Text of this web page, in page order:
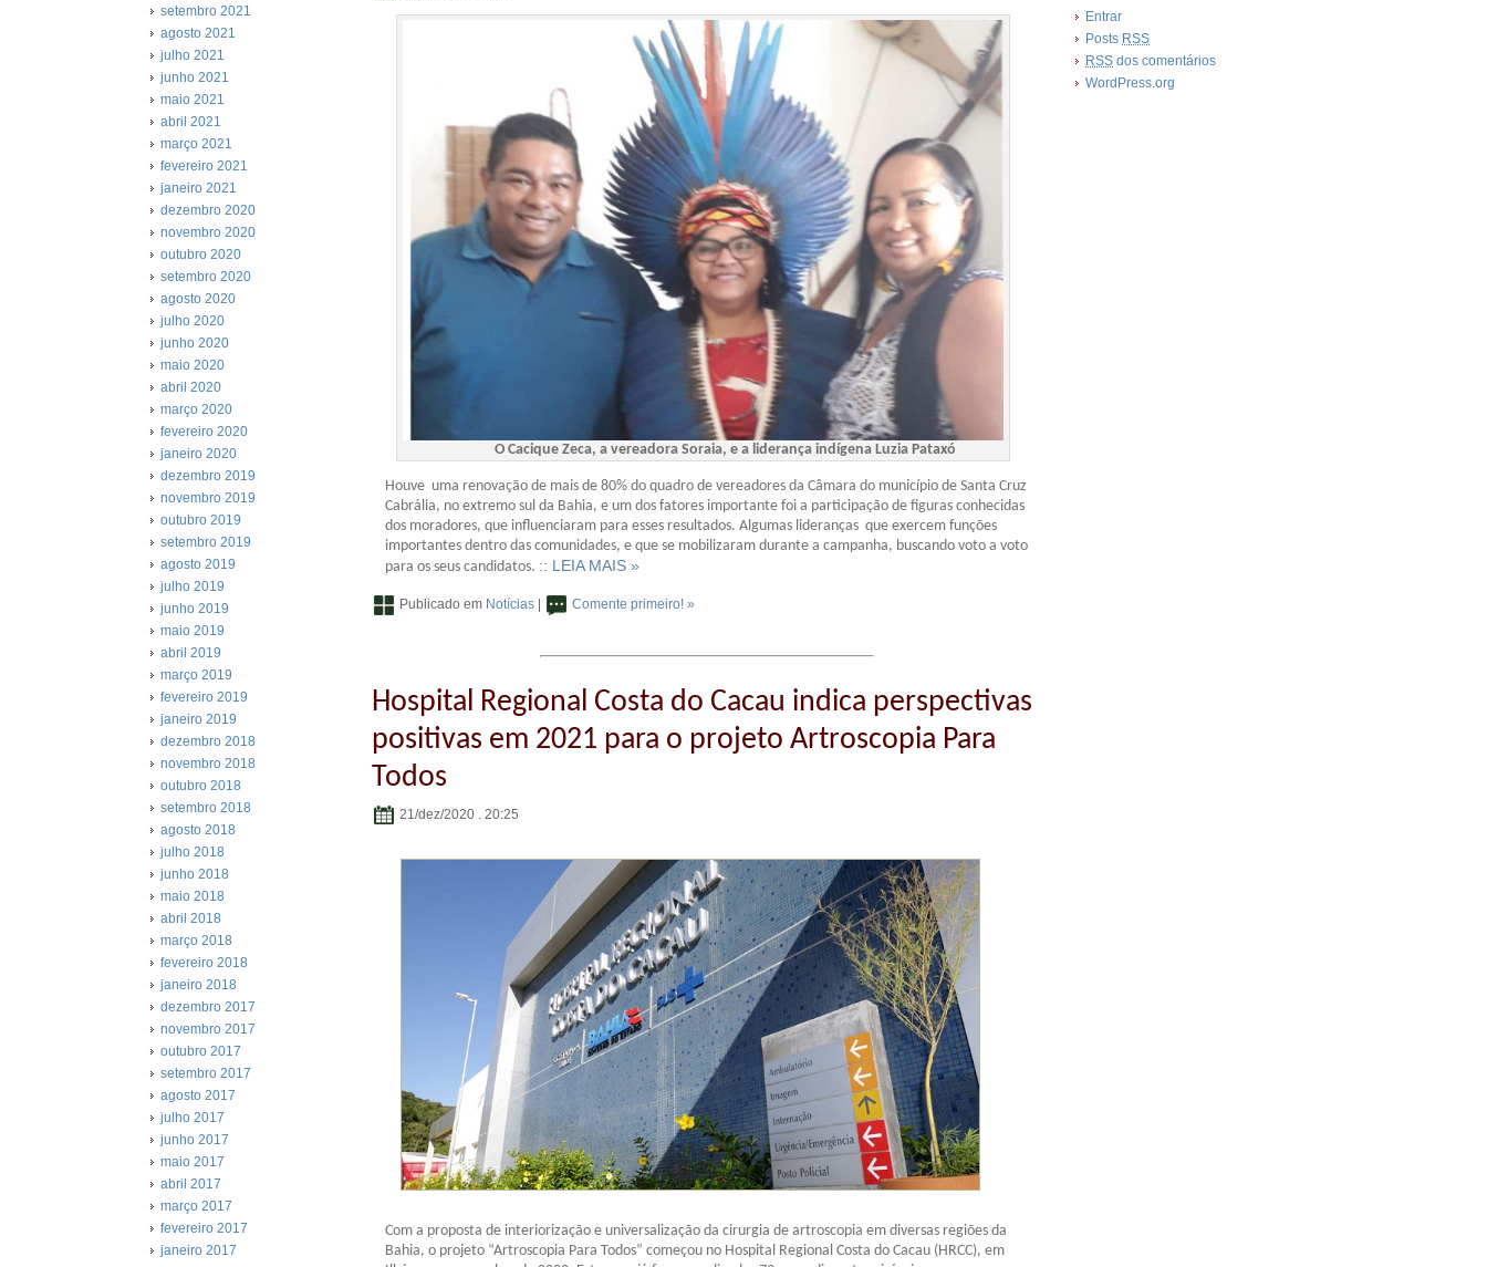
setembro 2021
agosto 2021
julho 2021
junho 2021
maio 2021
abril 2021
março 2021
fevereiro 2021
janeiro 2021
dezembro 2020
novembro 2020
outubro 2020
setembro 2020
agosto 2020
julho 2020
junho 2020
maio 2020
abril 2020
março 2020
fevereiro 2020
janeiro 2020
dezembro 2019
novembro 2019
outubro 2019
setembro 2019
agosto 2019
julho 2019
junho 2019
maio 2019
abril 2019
março 2019
fevereiro 2019
janeiro 2019
dezembro 2018
novembro 2018
outubro 2018
setembro 2018
agosto 2018
julho 2018
junho 2018
maio 2018
abril 2018
março 2018
fevereiro 2018
janeiro 2018
dezembro 2017
novembro 2017
outubro 2017
setembro 2017
agosto 2017
julho 2017
junho 2017
maio 2017
abril 2017
março 2017
fevereiro 2017
janeiro 2017
O Cacique Zeca, a vereadora Soraia, e a liderança indígena Luzia Pataxó
Houve uma renovação de mais de 80% do quadro de vereadores da Câmara do município de Santa Cruz
Cabrália, no extremo sul da Bahia, e um dos fatores importante foi a participação de figuras conhecidas
dos moradores, que influenciaram para esses resultados. Algumas lideranças que exercem funções
importantes dentro das comunidades, e que se mobilizaram durante a campanha, buscando voto a voto
para os seus candidatos. :: LEIA MAIS »
Publicado em Notícias Comente primeiro! »
Hospital Regional Costa do Cacau indica perspectivas
positivas em 2021 para o projeto Artroscopia Para
Todos
21/dez/2020 . 20:25
Com a proposta de interiorização e universalização da cirurgia de artroscopia em diversas regiões da
Bahia, o projeto “Artroscopia Para Todos” começou no Hospital Regional Costa do Cacau (HRCC), em
Entrar
Posts RSS
RSS dos comentários
WordPress.org